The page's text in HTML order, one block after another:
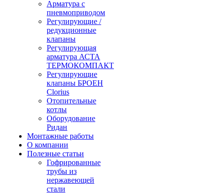
Арматура с
пневмоприводом
Регулирующие /
редукционные
клапаны
Регулирующая
арматура АСТА
ТЕРМОКОМПАКТ
Регулирующие
клапаны БРОЕН
Clorius
Отопительные
котлы
Оборудование
Ридан
Монтажные работы
О компании
Полезные статьи
Гофрированные
трубы из
нержавеющей
стали